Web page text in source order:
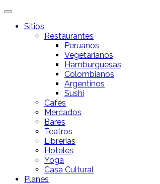
Sitios
Restaurantes
Peruanos
Vegetarianos
Hamburguesas
Colombianos
Argentinos
Sushi
Cafés
Mercados
Bares
Teatros
Librerias
Hoteles
Yoga
Casa Cultural
Planes